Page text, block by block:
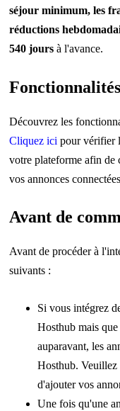
séjour minimum, les
réductions
540 joursà l'avance.
Découvrez les
Cliquez ici pour vérifier
votre plateforme afin de
vos annonces
Avant de
Avant de procéder à
suivants :
Si vous intégrez
Hosthub mais
auparavant, les
Hosthub. Veuillez
d'ajouter vos
Une fois qu'une